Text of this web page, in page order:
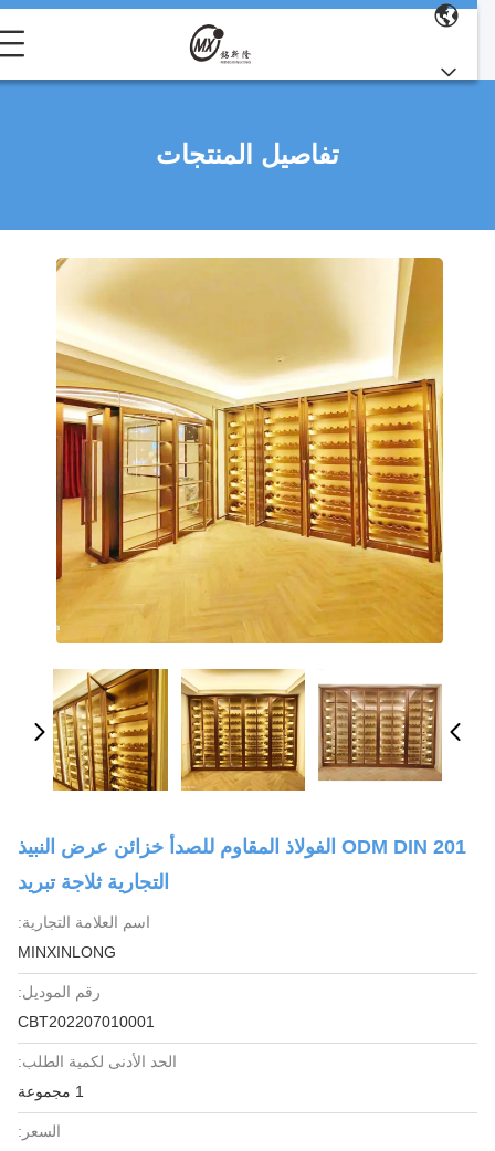
تفاصيل المنتجات
ODM DIN 201 الفولاذ المقاوم للصدأ خزائن عرض النبيذ
التجارية ثلاجة تبريد
اسم العلامة التجارية:
MINXINLONG
رقم الموديل:
CBT202207010001
الحد الأدنى لكمية الطلب:
السعر: